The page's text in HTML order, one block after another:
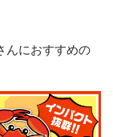
んにおすすめの